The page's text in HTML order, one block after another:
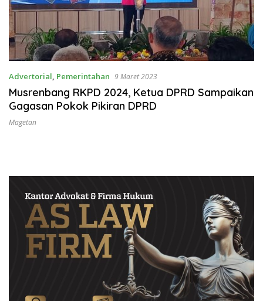
Advertorial, Pemerintahan 9 Maret 2023
Musrenbang RKPD 2024, Ketua DPRD Sampaikan
Gagasan Pokok Pikiran DPRD
Magetan